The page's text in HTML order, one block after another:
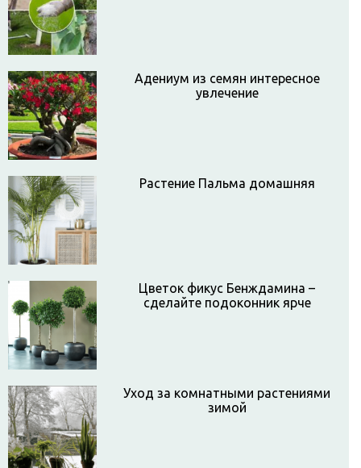
Адениум из семян интересное
увлечение
Растение Пальма домашняя
Цветок фикус Бенждамина –
сделайте подоконник ярче
Уход за комнатными растениями
зимой